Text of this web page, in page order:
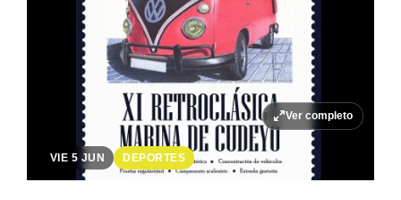
Ver completo
VIE 5 JUN DEPORTES